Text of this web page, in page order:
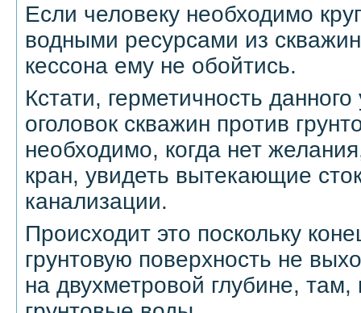
Если человеку необходимо
водными ресурсами из
кессона ему не обойтись.
Кстати, герметичность
оголовок скважин против
необходимо, когда нет
кран, увидеть вытекающие
канализации.
Происходит это поскольку
грунтовую поверхность не
на двухметровой глубине,